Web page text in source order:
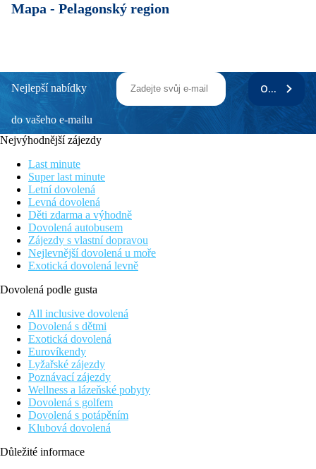
Mapa - Pelagonský region
Nejlepší nabídky
do vašeho e-mailu
ODEBÍRAT
Nejvýhodnější zájezdy
Last minute
Super last minute
Letní dovolená
Levná dovolená
Děti zdarma a výhodně
Dovolená autobusem
Zájezdy s vlastní dopravou
Nejlevnější dovolená u moře
Exotická dovolená levně
Dovolená podle gusta
All inclusive dovolená
Dovolená s dětmi
Exotická dovolená
Eurovíkendy
Lyžařské zájezdy
Poznávací zájezdy
Wellness a lázeňské pobyty
Dovolená s golfem
Dovolená s potápěním
Klubová dovolená
Důležité informace